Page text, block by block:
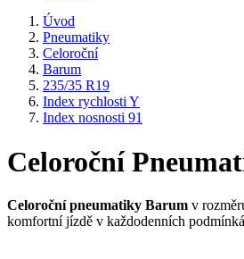
Úvod
Pneumatiky
Celoroční
Barum
235/35 R19
Index rychlosti Y
Index nosnosti 91
Celoroční
Celoroční pneumatiky Barum v
komfortní jízdě v každodenních